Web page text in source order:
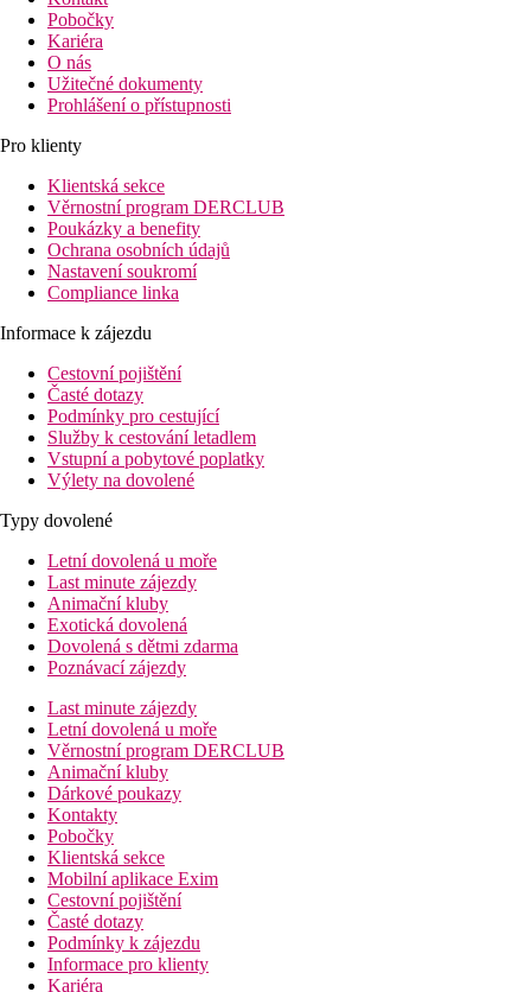
Pobočky
Kariéra
O nás
Užitečné dokumenty
Prohlášení o přístupnosti
Pro klienty
Klientská sekce
Věrnostní program DERCLUB
Poukázky a benefity
Ochrana osobních údajů
Nastavení soukromí
Compliance linka
Informace k zájezdu
Cestovní pojištění
Časté dotazy
Podmínky pro cestující
Služby k cestování letadlem
Vstupní a pobytové poplatky
Výlety na dovolené
Typy dovolené
Letní dovolená u moře
Last minute zájezdy
Animační kluby
Exotická dovolená
Dovolená s dětmi zdarma
Poznávací zájezdy
Last minute zájezdy
Letní dovolená u moře
Věrnostní program DERCLUB
Animační kluby
Dárkové poukazy
Kontakty
Pobočky
Klientská sekce
Mobilní aplikace Exim
Cestovní pojištění
Časté dotazy
Podmínky k zájezdu
Informace pro klienty
Kariéra